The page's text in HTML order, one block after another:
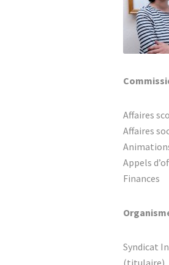
Affaires
Affaires
Appels
Finances
Syndicat
(titulaire)